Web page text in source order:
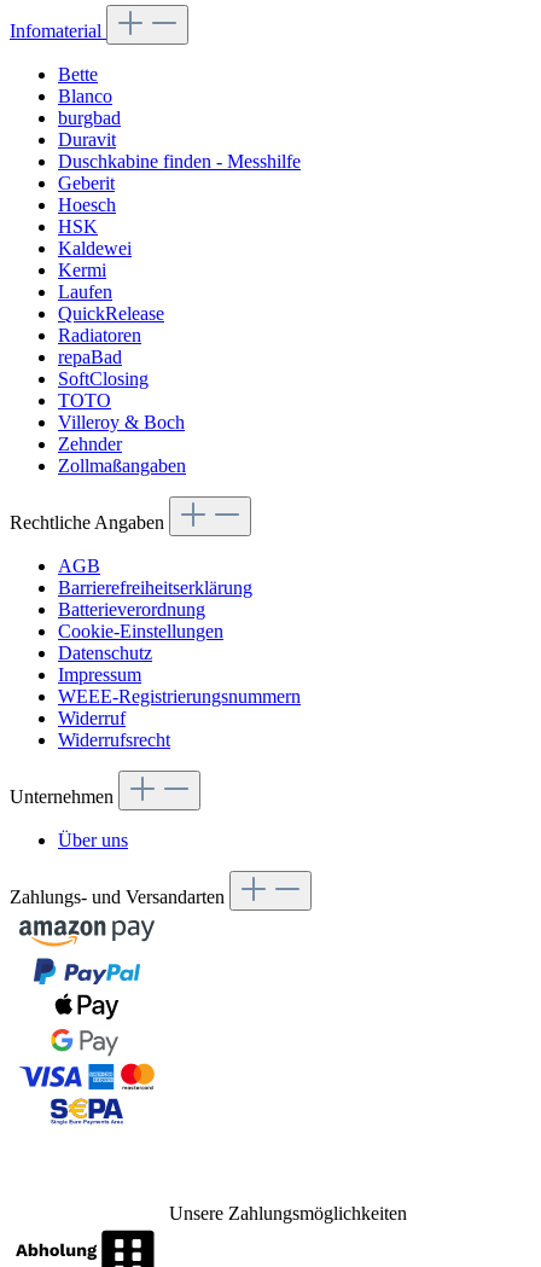
Infomaterial
Bette
Blanco
burgbad
Duravit
Duschkabine finden - Messhilfe
Geberit
Hoesch
HSK
Kaldewei
Kermi
Laufen
QuickRelease
Radiatoren
repaBad
SoftClosing
TOTO
Villeroy & Boch
Zehnder
Zollmaßangaben
Rechtliche Angaben
AGB
Barrierefreiheitserklärung
Batterieverordnung
Cookie-Einstellungen
Datenschutz
Impressum
WEEE-Registrierungsnummern
Widerruf
Widerrufsrecht
Unternehmen
Über uns
Zahlungs- und Versandarten
Unsere Zahlungsmöglichkeiten